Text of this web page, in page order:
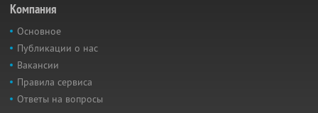
Компания
Основное
Публикации о нас
Вакансии
Правила сервиса
Ответы на вопросы